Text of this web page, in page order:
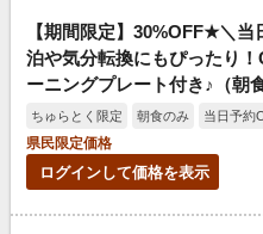
【期間限定】30%OFF★＼
泊や気分転換にもぴったり
ーニングプレート付き♪（朝食
ちゅらとく限定 朝食のみ 当日予約
県民限定価格
ログインして価格を表示